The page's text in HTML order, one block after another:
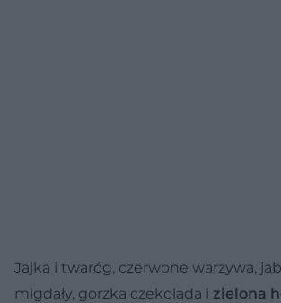
Jajka i twaróg, czerwone warzywa,
migdały, gorzka czekolada i zielona